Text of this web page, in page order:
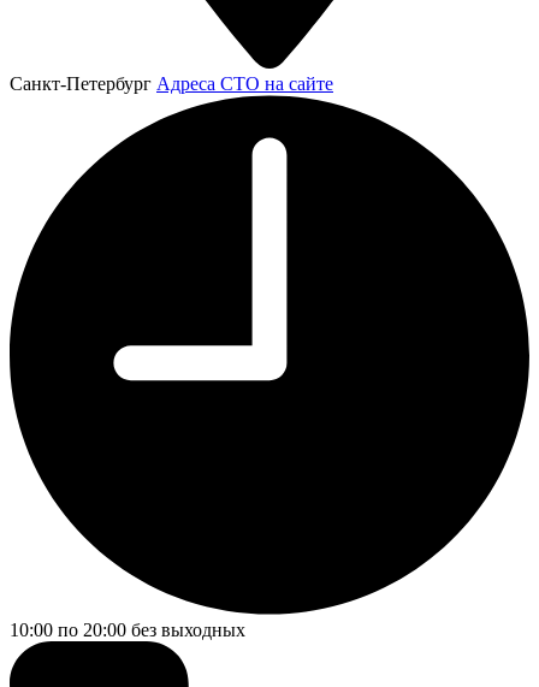
Санкт-Петербург Адреса СТО на сайте
10:00 по 20:00 без выходных